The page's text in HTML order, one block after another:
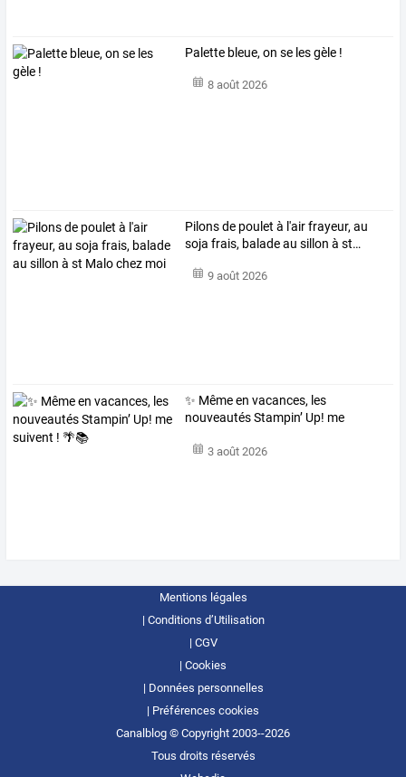
Palette bleue, on se les gèle !
8 août 2026
Pilonsde poulet à l'airfrayeur, au
soja frais, baladeau sillon à st…
9 août 2026
✨ Même en vacances, les
nouveautés Stampin’ Up! me
3 août 2026
Mentions légales
Conditions d’Utilisation
CGV
Cookies
Données personnelles
Préférences cookies
Canalblog © Copyright 2003--2026
Tous droits réservés